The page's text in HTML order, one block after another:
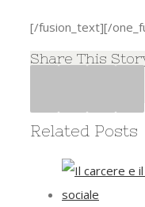
[/fusion_text][/
Share This
Related Posts